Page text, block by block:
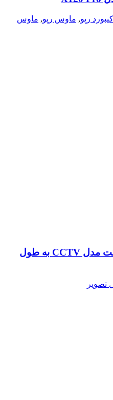
کیبورد رپو, ماوس رپو, ماوس
کابل HDMI ایکس پی پروداکت مدل CCTV به طول
تصویر